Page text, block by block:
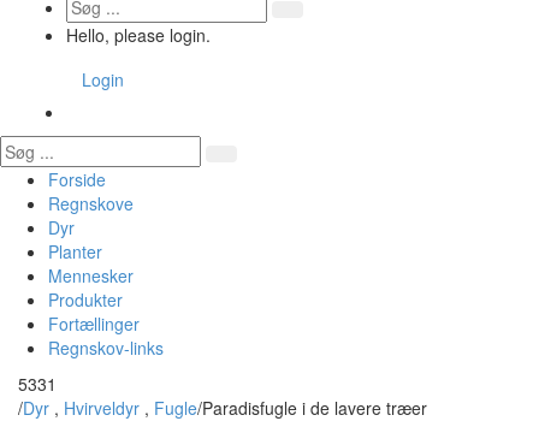
Hello, please login.
Login
Forside
Regnskove
Dyr
Planter
Mennesker
Produkter
Fortællinger
Regnskov-links
5331
/Dyr , Hvirveldyr , Fugle/Paradisfugle i de lavere træer